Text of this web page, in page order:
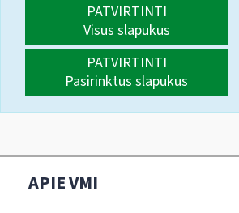
PATVIRTINTI
Visus slapukus
PATVIRTINTI
Pasirinktus slapukus
APIE VMI